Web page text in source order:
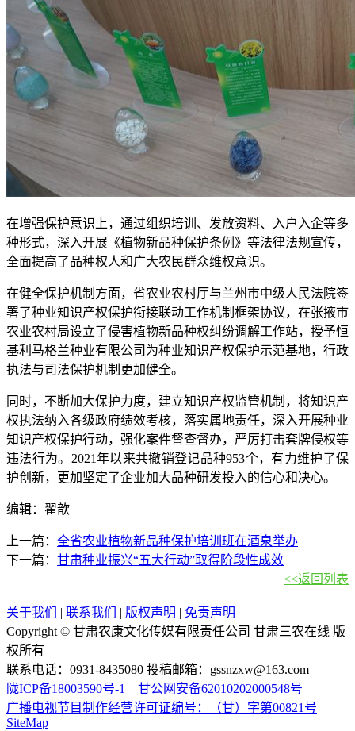
在增强保护意识上，通过组织培训、发放资料、入户入企等多
种形式，深入开展《植物新品种保护条例》等法律法规宣传，
全面提高了品种权人和广大农民群众维权意识。
在健全保护机制方面，省农业农村厅与兰州市中级人民法院签
署了种业知识产权保护衔接联动工作机制框架协议，在张掖市
农业农村局设立了侵害植物新品种权纠纷调解工作站，授予恒
基利马格兰种业有限公司为种业知识产权保护示范基地，行政
执法与司法保护机制更加健全。
同时，不断加大保护力度，建立知识产权监管机制，将知识产
权执法纳入各级政府绩效考核，落实属地责任，深入开展种业
知识产权保护行动，强化案件督查督办，严厉打击套牌侵权等
违法行为。2021年以来共撤销登记品种953个，有力维护了保
护创新，更加坚定了企业加大品种研发投入的信心和决心。
编辑：翟歆
上一篇： 全省农业植物新品种保护培训班在酒泉举办
下一篇： 甘肃种业振兴“五大行动”取得阶段性成效
<<返回列表
关于我们 | 联系我们 | 版权声明 | 免责声明
Copyright © 甘肃农康文化传媒有限责任公司 甘肃三农在线 版
权所有
联系电话：0931-8435080 投稿邮箱：gssnzxw@163.com
陇ICP备18003590号-1
甘公网安备62010202000548号
广播电视节目制作经营许可证编号：（甘）字第00821号
SiteMap